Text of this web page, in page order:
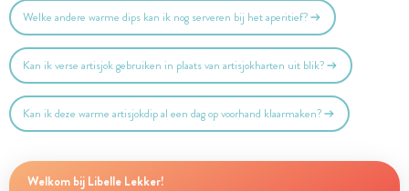
Welke andere warme dips kan ik nog serveren bij het aperitief?
Kan ik verse artisjok gebruiken in plaats van artisjokharten uit blik?
Kan ik deze warme artisjokdip al een dag op voorhand klaarmaken?
Welkom bij Libelle Lekker!